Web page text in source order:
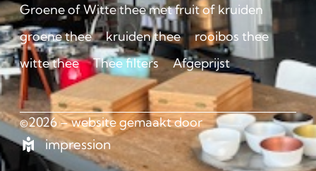
Groene of Witte thee met fruit of kruiden
groene thee
kruiden thee
rooibos thee
witte thee
Thee filters Afgeprijst
©2026 – website gemaakt door
impression